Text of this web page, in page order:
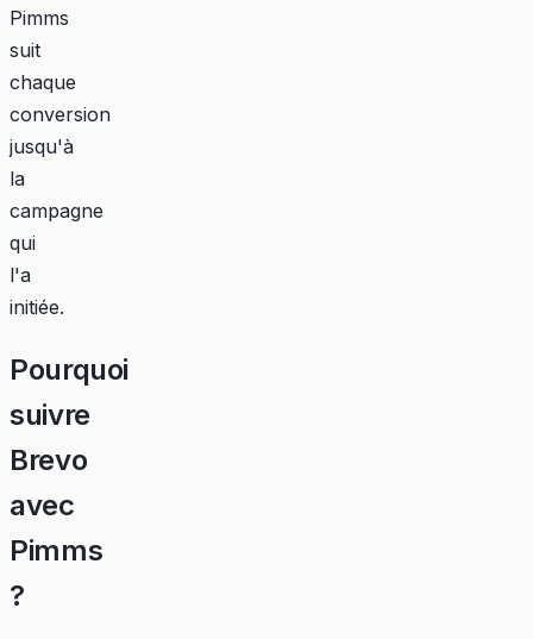
Pimms
suit
chaque
conversion
jusqu'à
la
campagne
qui
l'a
initiée.
Pourquoi
suivre
Brevo
avec
Pimms
?